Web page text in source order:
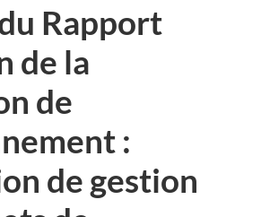
Rapport
de la
de
:
de gestion